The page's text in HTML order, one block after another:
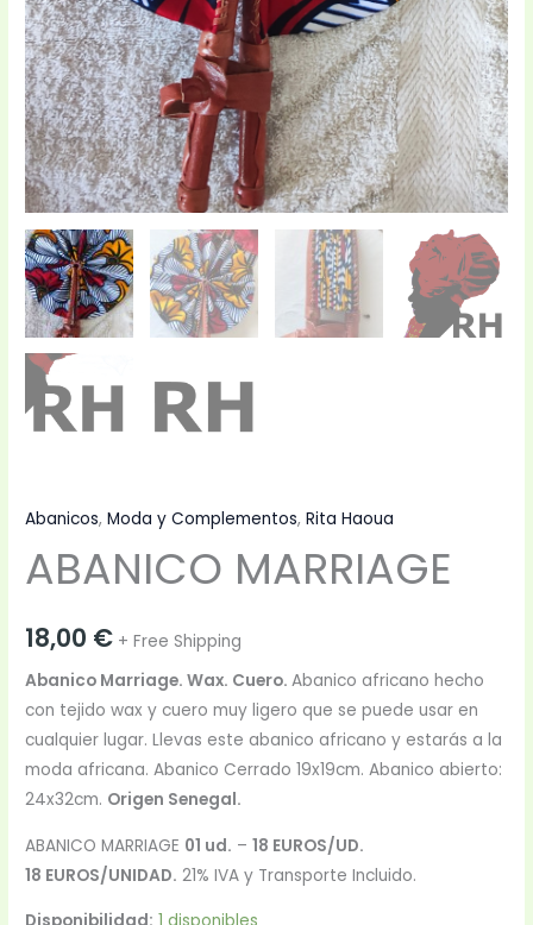
Abanicos,Moda y Complementos,Rita Haoua
ABANICO MARRIAGE
18,00 € + Free Shipping
Abanico Marriage. Wax. Cuero.Abanico africano hecho
con tejido wax y cuero muy ligero que se puede usar en
cualquier lugar. Llevas este abanico africano y estarás a la
moda africana. Abanico Cerrado 19x19cm. Abanico abierto:
24x32cm. Origen Senegal.
ABANICO MARRIAGE 01 ud. –18 EUROS/UD.
18 EUROS/UNIDAD. 21% IVA y Transporte Incluido.